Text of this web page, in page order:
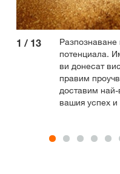
1 / 13
потенциала.
ви донесат
правим
доставим най-
вашия успех